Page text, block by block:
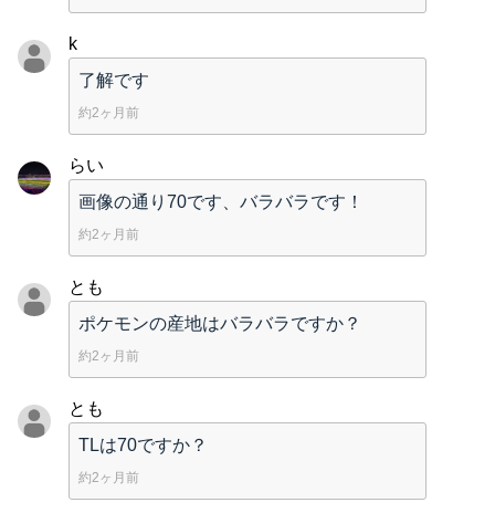
k
了解です
約2ヶ月前
らい
画像の通り70です、バラバラです！
約2ヶ月前
とも
ポケモンの産地はバラバラですか？
約2ヶ月前
とも
TLは70ですか？
約2ヶ月前